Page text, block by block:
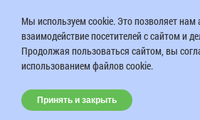
Мы используем cookie. Это позволяет нам
взаимодействие посетителей с сайтом и
Продолжая пользоваться сайтом, вы
использованием файлов cookie.
Принять и закрыть